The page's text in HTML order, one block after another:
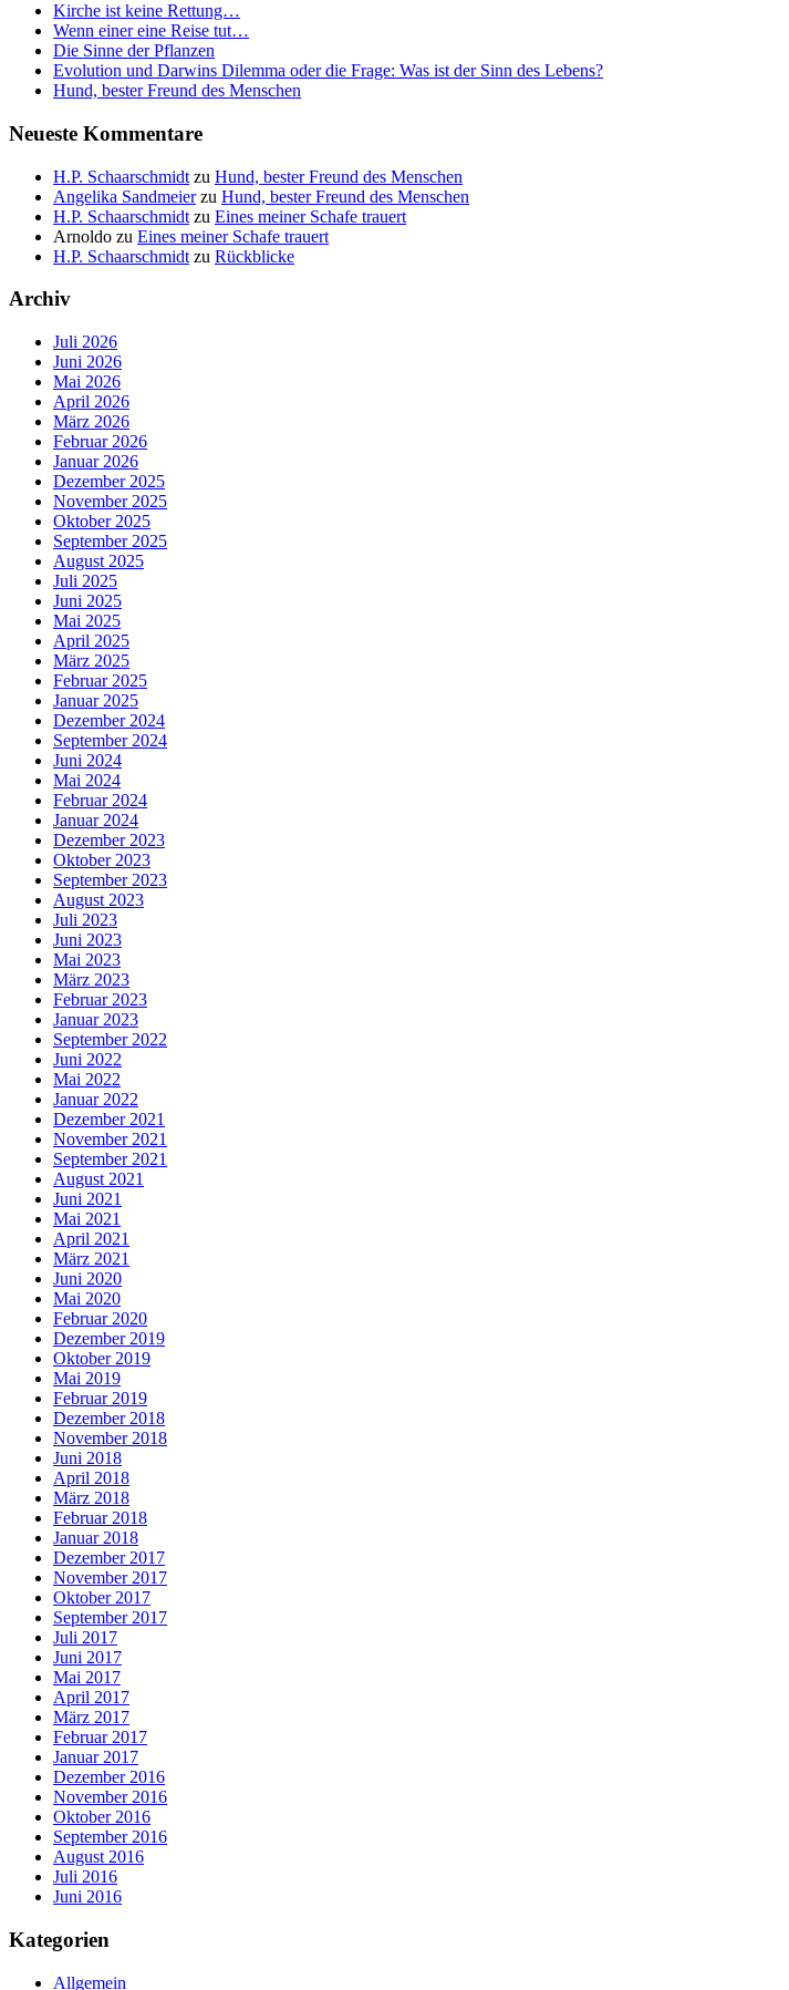
Kirche ist keine Rettung…
Wenn einer eine Reise tut…
Die Sinne der Pflanzen
Evolution und Darwins Dilemma oder die Frage: Was ist der Sinn des Lebens?
Hund, bester Freund des Menschen
Neueste Kommentare
H.P. Schaarschmidt zu Hund, bester Freund des Menschen
Angelika Sandmeierzu Hund, bester Freund des Menschen
H.P. Schaarschmidt zu Eines meiner Schafe trauert
Arnoldo zu Eines meiner Schafe trauert
H.P. Schaarschmidt zu Rückblicke
Archiv
Juli 2026
Juni 2026
Mai 2026
April 2026
März 2026
Februar 2026
Januar 2026
Dezember 2025
November 2025
Oktober 2025
September 2025
August 2025
Juli 2025
Juni 2025
Mai 2025
April 2025
März 2025
Februar 2025
Januar 2025
Dezember 2024
September 2024
Juni 2024
Mai 2024
Februar 2024
Januar 2024
Dezember 2023
Oktober 2023
September 2023
August 2023
Juli 2023
Juni 2023
Mai 2023
März 2023
Februar 2023
Januar 2023
September 2022
Juni 2022
Mai 2022
Januar 2022
Dezember 2021
November 2021
September 2021
August 2021
Juni 2021
Mai 2021
April 2021
März 2021
Juni 2020
Mai 2020
Februar 2020
Dezember 2019
Oktober 2019
Mai 2019
Februar 2019
Dezember 2018
November 2018
Juni 2018
April 2018
März 2018
Februar 2018
Januar 2018
Dezember 2017
November 2017
Oktober 2017
September 2017
Juli 2017
Juni 2017
Mai 2017
April 2017
März 2017
Februar 2017
Januar 2017
Dezember 2016
November 2016
Oktober 2016
September 2016
August 2016
Juli 2016
Juni 2016
Kategorien
Allgemein